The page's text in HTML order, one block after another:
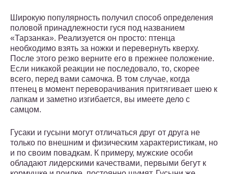
Широкую популярность получил способ определения
половой принадлежности гуся под названием
«Тарзанка». Реализуется он просто: птенца
необходимо взять за ножки и перевернуть кверху.
После этого резко верните его в прежнее положение.
Если никакой реакции не последовало, то, скорее
всего, перед вами самочка. В том случае, когда
птенец в момент переворачивания притягивает шею к
лапкам и заметно изгибается, вы имеете дело с
самцом.
Гусаки и гусыни могут отличаться друг от друга не
только по внешним и физическим характеристикам, но
и по своим повадкам. К примеру, мужские особи
обладают лидерскими качествами, первыми бегут к